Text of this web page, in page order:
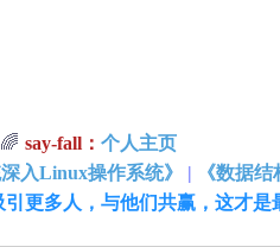
🌈 say-fall： 个人主页
深入Linux操作系统》 | 《数据结
更多人，与他们共赢，这才是